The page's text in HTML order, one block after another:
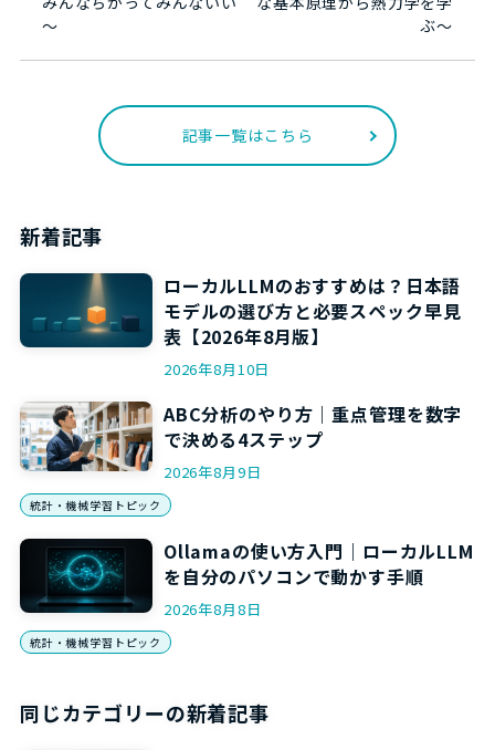
～
ぶ～
記事一覧はこちら
新着記事
ローカルLLMのおすすめは？日本語
モデルの選び方と必要スペック早見
表【2026年8月版】
2026年8月10日
ABC分析のやり方｜重点管理を数字
で決める4ステップ
2026年8月9日
統計・機械学習トピック
Ollamaの使い方入門｜ローカルLLM
を自分のパソコンで動かす手順
2026年8月8日
統計・機械学習トピック
同じカテゴリーの新着記事